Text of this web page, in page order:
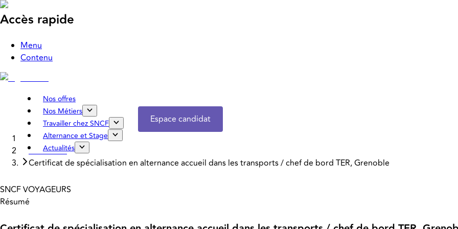
Accès rapide
Menu
Contenu
Nos offres
Nos Métiers
Travailler chez SNCF
Alternance et Stage
Actualités
Espace candidat
Accueil
Nos offres
Certificat de spécialisation en alternance accueil dans les transports / chef de bord TER, Grenoble
SNCF VOYAGEURS
Résumé